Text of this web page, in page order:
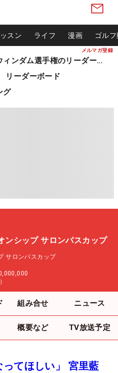
メルマガ登録
スン ライフ 漫画 ゴル
松山英樹ら出場 ウィンダム選手権のリーダーボード
ーダーボード
グ
ンシップ サロンパスカップ
サロンパスカップ
組み合せ ニュース
概要など TV放送予定
てほしい」 宮里藍